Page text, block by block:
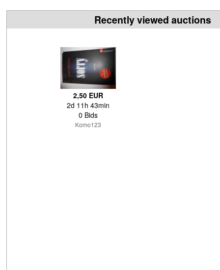
Recently viewed auctions
2,50 EUR
2d 11h 43min
0 Bids
Komo123